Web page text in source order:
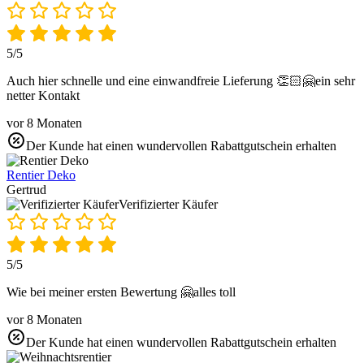
5/5
Auch hier schnelle und eine einwandfreie Lieferung 👏🏻🤗ein sehr
netter Kontakt
vor 8 Monaten
Der Kunde hat einen wundervollen Rabattgutschein erhalten
Rentier Deko
Gertrud
Verifizierter Käufer
5/5
Wie bei meiner ersten Bewertung 🤗alles toll
vor 8 Monaten
Der Kunde hat einen wundervollen Rabattgutschein erhalten